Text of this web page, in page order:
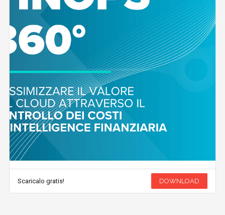
Scaricalo gratis! DOWNLOAD